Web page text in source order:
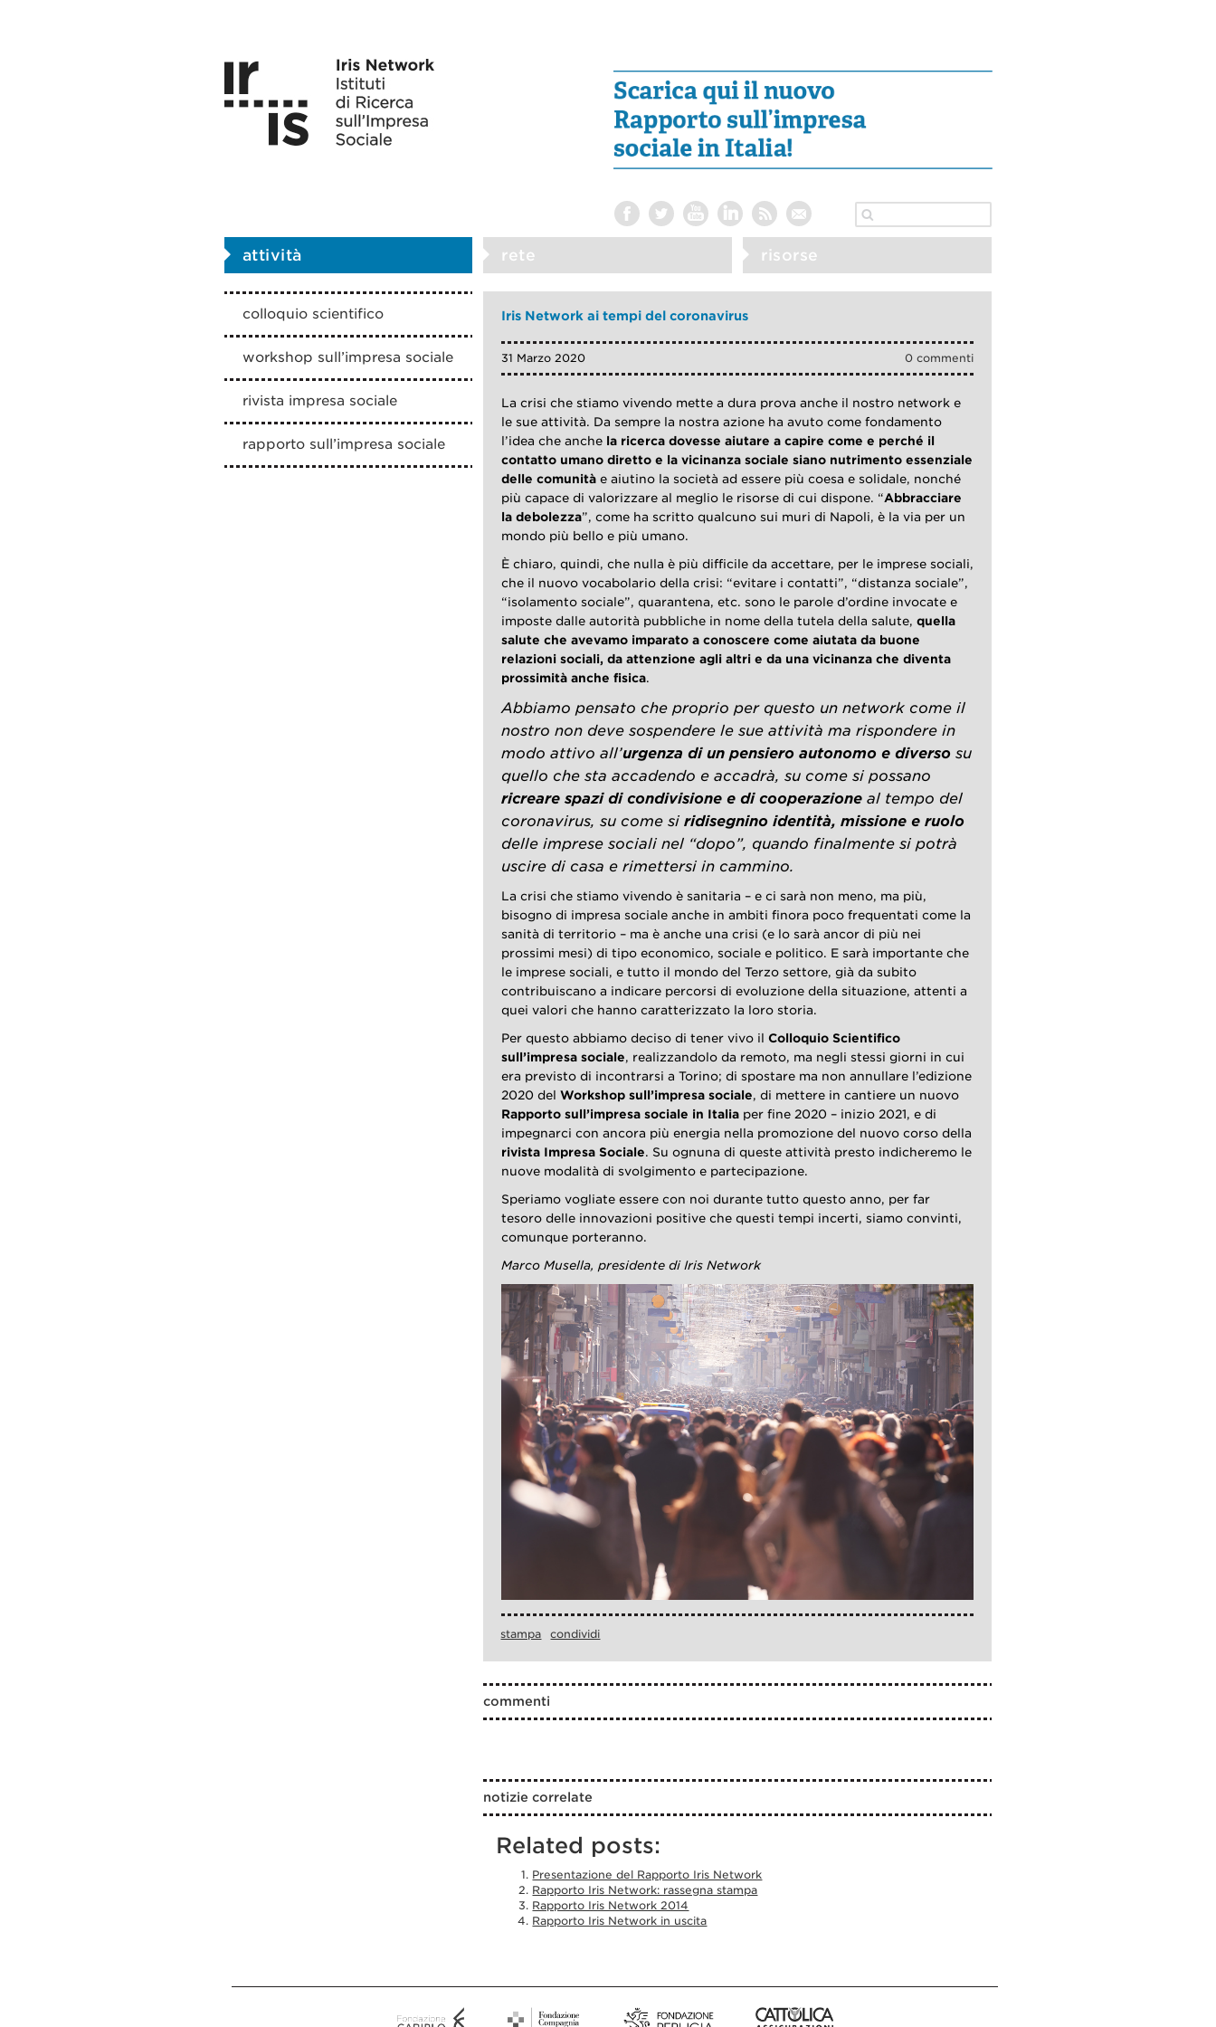
attività rete risorse
colloquio scientifico
workshop sull’impresa sociale
rivista impresa sociale
rapporto sull’impresa sociale
Iris Network ai tempi del coronavirus
0 commenti
31 Marzo 2020
La crisi che stiamo vivendo mette a dura prova anche il nostro network e
le sue attività. Da sempre la nostra azione ha avuto come fondamento
l’idea che anche la ricerca dovesse aiutare a capire come e perché il
contatto umano diretto e la vicinanza sociale siano nutrimento essenziale
delle comunità e aiutino la società ad essere più coesa e solidale, nonché
più capace di valorizzare al meglio le risorse di cui dispone. “Abbracciare
la debolezza”, come ha scritto qualcuno sui muri di Napoli, è la via per un
mondo più bello e più umano.
È chiaro, quindi, che nulla è più difficile da accettare, per le imprese sociali,
che il nuovo vocabolario della crisi: “evitare i contatti”, “distanza sociale”,
“isolamento sociale”, quarantena, etc. sono le parole d’ordine invocate e
imposte dalle autorità pubbliche in nome della tutela della salute,quella
salute che avevamo imparato a conoscere come aiutata da buone
relazioni sociali, da attenzione agli altri e da una vicinanza che diventa
prossimità anche fisica.
Abbiamo pensato che proprio per questo un network come il
nostro non deve sospendere le sue attività ma rispondere in
modo attivo all’urgenza di un pensiero autonomo e diverso su
quello che sta accadendo e accadrà, su come si possano
ricreare spazi di condivisione e di cooperazione al tempo del
coronavirus, su come siridisegnino identità, missione e ruolo
delle imprese sociali nel “dopo”, quando finalmente si potrà
uscire di casa e rimettersi in cammino.
La crisi che stiamo vivendo è sanitaria – e ci sarà non meno, ma più,
bisogno di impresa sociale anche in ambiti finora poco frequentati come la
sanità di territorio – ma è anche una crisi (e lo sarà ancor di più nei
prossimi mesi) di tipo economico, sociale e politico. E sarà importante che
le imprese sociali, e tutto il mondo del Terzo settore, già da subito
contribuiscano a indicare percorsi di evoluzione della situazione, attenti a
quei valori che hanno caratterizzato la loro storia.
Per questo abbiamo deciso di tener vivo ilColloquio Scientifico
sull’impresa sociale, realizzandolo da remoto, ma negli stessi giorni in cui
era previsto di incontrarsi a Torino; di spostare ma non annullare l’edizione
2020 delWorkshop sull’impresa sociale, di mettere in cantiere un nuovo
Rapporto sull’impresa sociale in Italia per fine 2020 – inizio 2021, e di
impegnarci con ancora più energia nella promozione del nuovo corso della
rivista Impresa Sociale. Su ognuna di queste attività presto indicheremo le
nuove modalità di svolgimento e partecipazione.
Speriamo vogliate essere con noi durante tutto questo anno, per far
tesoro delle innovazioni positive che questi tempi incerti, siamo convinti,
comunque porteranno.
Marco Musella, presidente di Iris Network
stampa condividi
commenti
notizie correlate
Related posts:
Presentazione del Rapporto Iris Network
Rapporto Iris Network: rassegna stampa
Rapporto Iris Network 2014
Rapporto Iris Network in uscita